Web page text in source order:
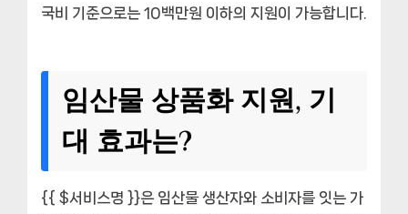
국비 기준으로는 10백만원 이하의 지원이 가능합니다.
임산물 상품화 지원, 기
대 효과는?
{{ $서비스명 }}은 임산물 생산자와 소비자를 잇는 가